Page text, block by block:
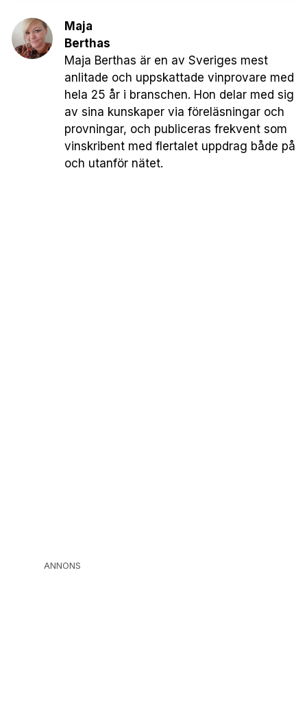
Maja
Berthas
Maja Berthas är en av Sveriges mest
anlitade och uppskattade vinprovare med
hela 25 år i branschen. Hon delar med sig
av sina kunskaper via föreläsningar och
provningar, och publiceras frekvent som
vinskribent med flertalet uppdrag både på
och utanför nätet.
ANNONS